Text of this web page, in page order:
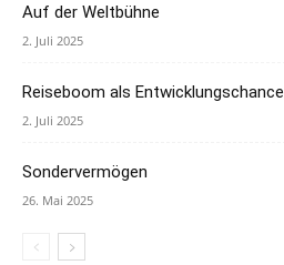
Auf der Weltbühne
2. Juli 2025
Reiseboom als Entwicklungschance
2. Juli 2025
Sondervermögen
26. Mai 2025